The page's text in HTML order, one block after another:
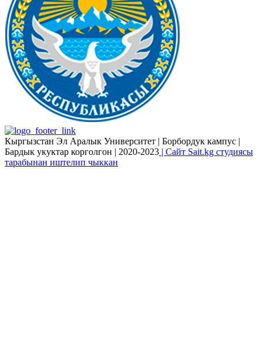
Кыргызстан Эл Аралык Университет | Борбордук кампус |
Бардык укуктар корголгон | 2020-2023 | Сайт Sait.kg студиясы
тарабынан иштелип чыккан